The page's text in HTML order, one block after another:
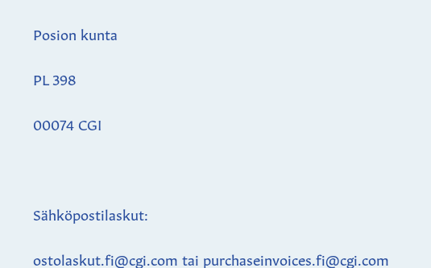
Posion kunta
PL 398
00074 CGI
Sähköpostilaskut:
ostolaskut.fi@cgi.com tai purchaseinvoices.fi@cgi.com